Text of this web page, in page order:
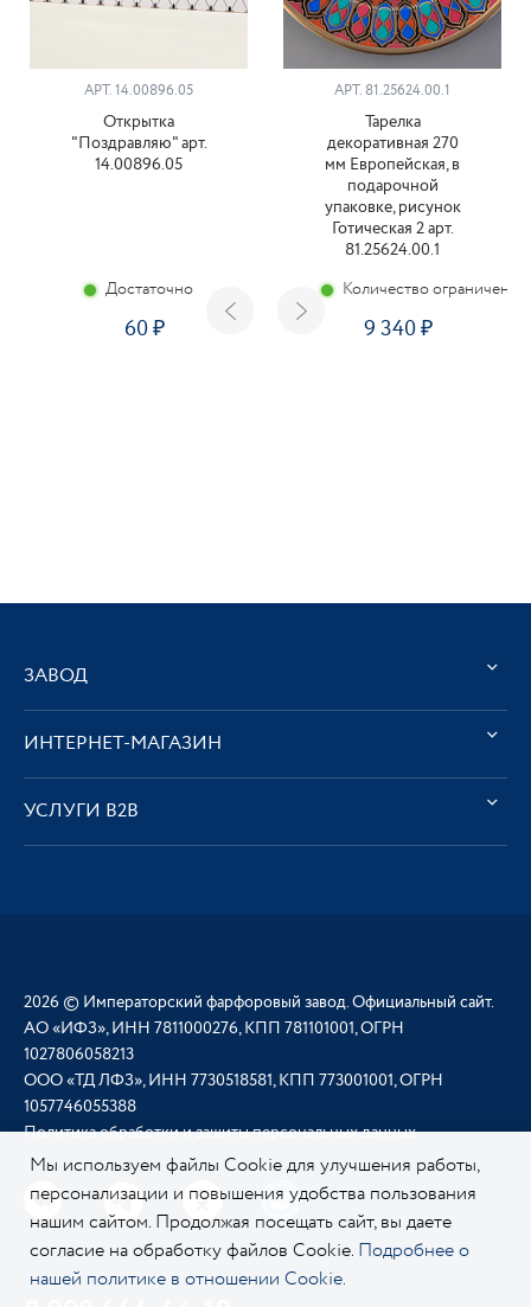
АРТ. 14.00896.05
Открытка
"Поздравляю" арт.
14.00896.05
Достаточно
60
АРТ. 81.25624.00.1
Тарелка
декоративная 270
мм Европейская, в
подарочной
упаковке, рисунок
Готическая 2 арт.
81.25624.00.1
Количество ограничено
9 340
ЗАВОД
ИНТЕРНЕТ-МАГАЗИН
УСЛУГИ В2В
2026 © Императорский фарфоровый завод. Официальный сайт.
АО «ИФЗ», ИНН 7811000276, КПП 781101001, ОГРН
1027806058213
ООО «ТД ЛФЗ», ИНН 7730518581, КПП 773001001, ОГРН
1057746055388
Политика обработки и защиты персональных данных
Мы используем файлы Cookie для улучшения работы,
персонализации и повышения удобства пользования
нашим сайтом. Продолжая посещать сайт, вы даете
согласие на обработку файлов Cookie. Подробнее о
нашей политике в отношении Cookie.